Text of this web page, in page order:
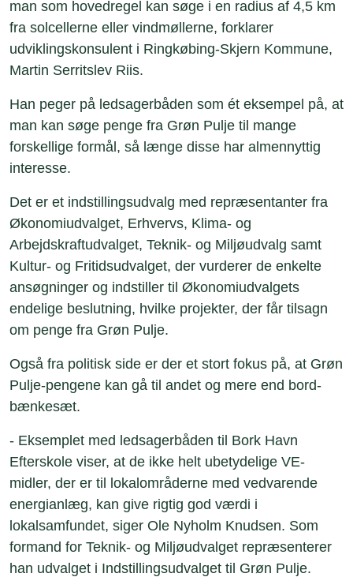
man som hovedregel kan søge i en radius af 4,5 km
fra solcellerne eller vindmøllerne, forklarer
udviklingskonsulent i Ringkøbing-Skjern Kommune,
Martin Serritslev Riis.
Han peger på ledsagerbåden som ét eksempel på, at
man kan søge penge fra Grøn Pulje til mange
forskellige formål, så længe disse har almennyttig
interesse.
Det er et indstillingsudvalg med repræsentanter fra
Økonomiudvalget, Erhvervs, Klima- og
Arbejdskraftudvalget, Teknik- og Miljøudvalg samt
Kultur- og Fritidsudvalget, der vurderer de enkelte
ansøgninger og indstiller til Økonomiudvalgets
endelige beslutning, hvilke projekter, der får tilsagn
om penge fra Grøn Pulje.
Også fra politisk side er der et stort fokus på, at Grøn
Pulje-pengene kan gå til andet og mere end bord-
bænkesæt.
- Eksemplet med ledsagerbåden til Bork Havn
Efterskole viser, at de ikke helt ubetydelige VE-
midler, der er til lokalområderne med vedvarende
energianlæg, kan give rigtig god værdi i
lokalsamfundet, siger Ole Nyholm Knudsen. Som
formand for Teknik- og Miljøudvalget repræsenterer
han udvalget i Indstillingsudvalget til Grøn Pulje.